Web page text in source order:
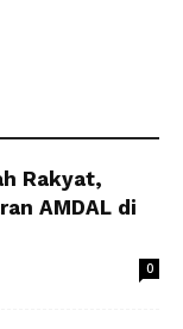
Rakyat,
AMDAL di
0